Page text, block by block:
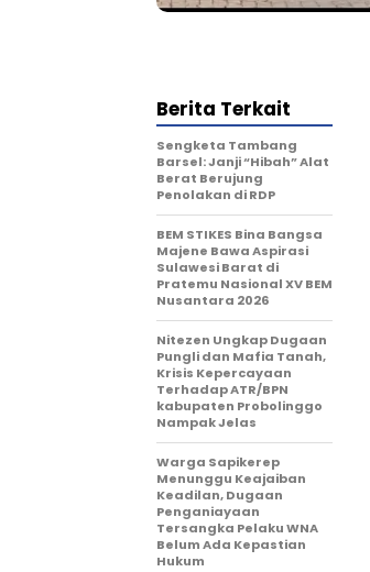
Berita Terkait
Sengketa Tambang
Barsel: Janji “Hibah” Alat
Berat Berujung
Penolakan di RDP
BEM STIKES Bina Bangsa
Majene Bawa Aspirasi
Sulawesi Barat di
Pratemu Nasional XV BEM
Nusantara 2026
Nitezen Ungkap Dugaan
Pungli dan Mafia Tanah,
Krisis Kepercayaan
Terhadap ATR/BPN
kabupaten Probolinggo
Nampak Jelas
Warga Sapikerep
Menunggu Keajaiban
Keadilan, Dugaan
Penganiayaan
Tersangka Pelaku WNA
Belum Ada Kepastian
Hukum